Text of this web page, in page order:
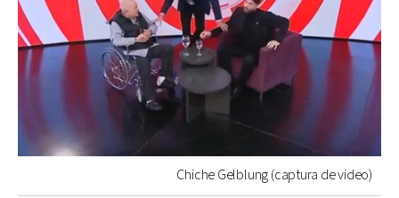
Chiche Gelblung (captura de video)